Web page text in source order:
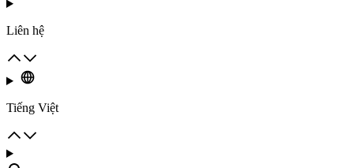
Liên hệ
Tiếng Việt